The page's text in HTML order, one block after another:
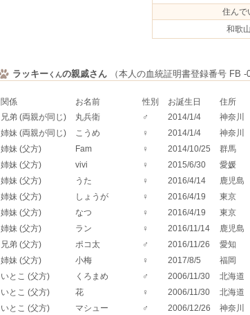
住んで
和歌
ラッキーくんの親戚さん（本人の血統証明書登録番号 FB -
関係 お名前 性別 お誕生日 住所
兄弟 (両親が同じ)
丸兵衛 ♂ 2014/1/4 神奈川
姉妹 (両親が同じ) こうめ ♀ 2014/1/4 神奈川
姉妹 (父方) Fam ♀ 2014/10/25 群馬
姉妹 (父方) vivi ♀ 2015/6/30 愛媛
姉妹 (父方) うた ♀ 2016/4/14 鹿児島
姉妹 (父方) しょうが ♀ 2016/4/19 東京
姉妹 (父方) なつ ♀ 2016/4/19 東京
姉妹 (父方) ラン ♀ 2016/11/14 鹿児島
兄弟 (父方) ポコ太 ♂ 2016/11/26 愛知
姉妹 (父方) 小梅 ♀ 2017/8/5 福岡
いとこ (父方) くろまめ ♂ 2006/11/30 北海道
いとこ (父方) 花 ♀ 2006/11/30 北海道
いとこ (父方) マシュー ♂ 2006/12/26 神奈川